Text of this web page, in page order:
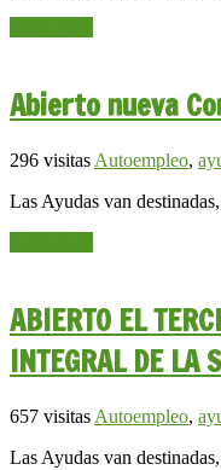
Abierto nueva
296 visitas Autoempleo,
Las Ayudas van
ABIERTO EL
INTEGRAL DE LA
657 visitas Autoempleo,
Las Ayudas van